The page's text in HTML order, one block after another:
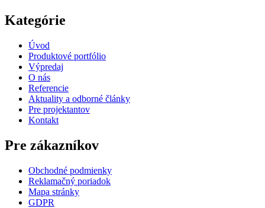
Kategórie
Úvod
Produktové portfólio
Výpredaj
O nás
Referencie
Aktuality a odborné články
Pre projektantov
Kontakt
Pre zákazníkov
Obchodné podmienky
Reklamačný poriadok
Mapa stránky
GDPR